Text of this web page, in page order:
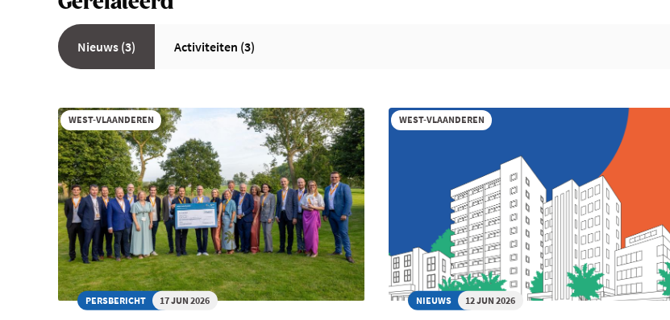
Nieuws (3) Activiteiten (3)
WEST-VLAANDEREN
PERSBERICHT 17 JUN 2026
WEST-VLAANDEREN
NIEUWS 12 JUN 2026